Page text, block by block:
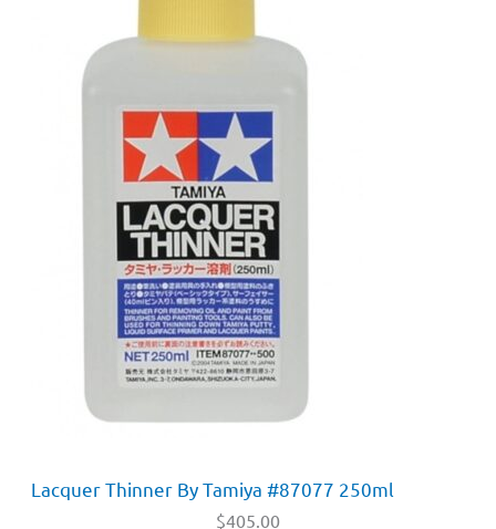
Lacquer Thinner By Tamiya #87077 250ml
$405.00